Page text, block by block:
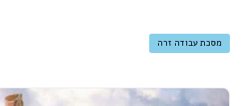
מסכת עבודה זרה